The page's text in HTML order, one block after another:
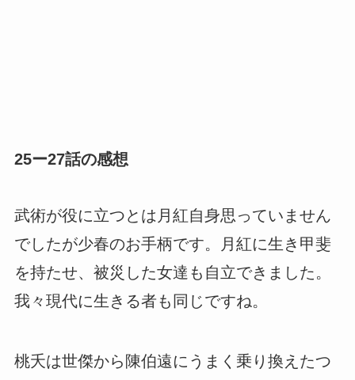
25ー27話の感想
武術が役に立つとは月紅自身思っていません
でしたが少春のお手柄です。月紅に生き甲斐
を持たせ、被災した女達も自立できました。
我々現代に生きる者も同じですね。
桃夭は世傑から陳伯遠にうまく乗り換えたつ